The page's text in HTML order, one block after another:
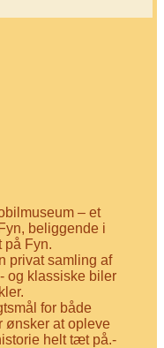
– et
beliggende i
på Fyn.
privat samling af
og klassiske biler
for både
ønsker at opleve
helt tæt på.-